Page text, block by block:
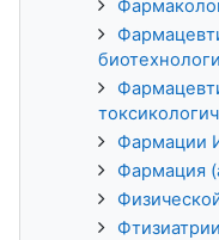
Фармации
Фармация
Фтизиатрии